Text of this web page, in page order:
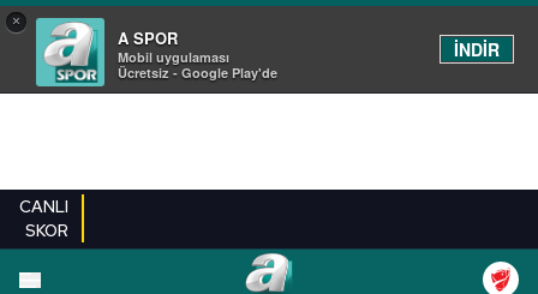
×
A SPOR
Mobil uygulaması
Ücretsiz - Google Play'de
İNDİR
CANLI
SKOR